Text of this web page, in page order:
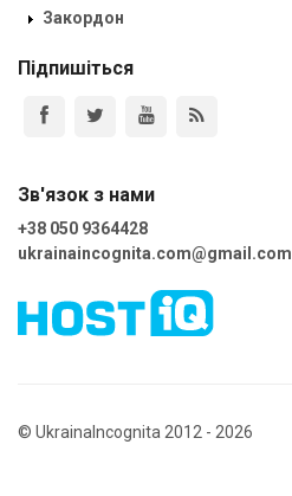
Закордон
Підпишіться
Зв'язок з нами
+38 050 9364428
ukrainaincognita.com@gmail.com
© UkrainaIncognita 2012 - 2026